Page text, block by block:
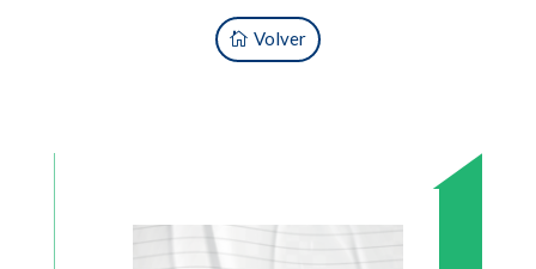
Volver